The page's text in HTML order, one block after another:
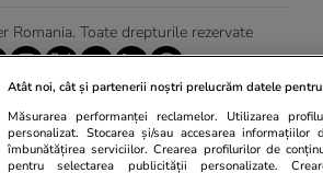
Romania. Toate drepturile rezervate
preferințe cookies
Atât noi, cât și partenerii noștri prelucrăm datele
Măsurarea performanței reclamelor. Utilizarea
personalizat. Stocarea și/sau accesarea
îmbunătățirea serviciilor. Crearea profilurilor de
pentru selectarea publicității personalizate.